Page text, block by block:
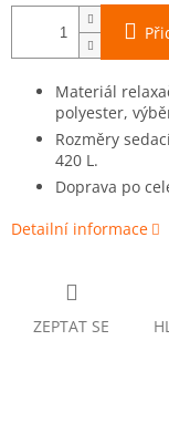
Materiál
polyester,
Rozměry
420 L.
Doprava po
Detailní informace
ZEPTAT SE